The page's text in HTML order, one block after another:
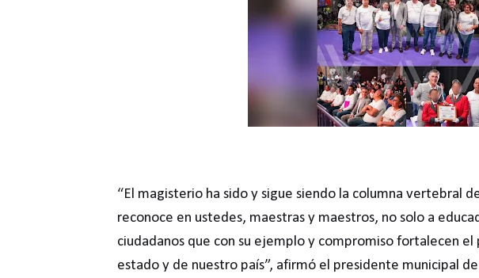
“El magisterio ha sido y sigue siendo la columna vertebral
reconoce en ustedes, maestras y maestros, no solo a
ciudadanos que con su ejemplo y compromiso fortalecen
estado y de nuestro país”, afirmó el presidente municipal de